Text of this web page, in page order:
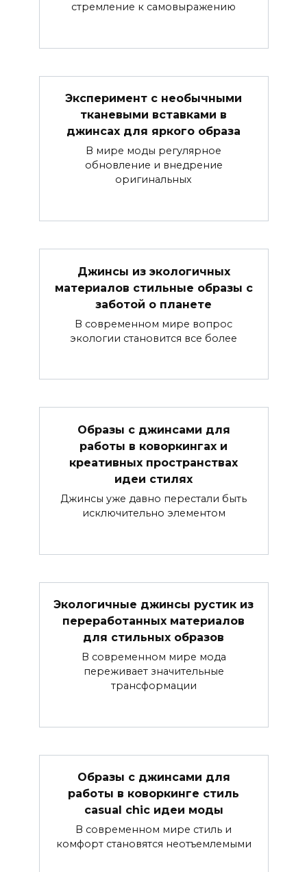
стремление к самовыражению
Эксперимент с необычными
тканевыми вставками в
джинсах для яркого образа
В мире моды регулярное
обновление и внедрение
оригинальных
Джинсы из экологичных
материалов стильные образы с
заботой о планете
В современном мире вопрос
экологии становится все более
Образы с джинсами для
работы в коворкингах и
креативных пространствах
идеи стилях
Джинсы уже давно перестали быть
исключительно элементом
Экологичные джинсы рустик из
переработанных материалов
для стильных образов
В современном мире мода
переживает значительные
трансформации
Образы с джинсами для
работы в коворкинге стиль
casual chic идеи моды
В современном мире стиль и
комфорт становятся неотъемлемыми